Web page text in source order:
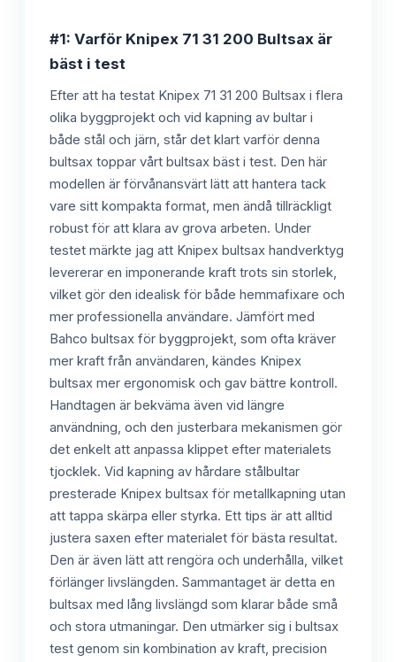
#1: Varför Knipex 71 31 200 Bultsax är
bäst i test
Efter att ha testat Knipex 71 31 200 Bultsax i flera
olika byggprojekt och vid kapning av bultar i
både stål och järn, står det klart varför denna
bultsax toppar vårt bultsax bäst i test. Den här
modellen är förvånansvärt lätt att hantera tack
vare sitt kompakta format, men ändå tillräckligt
robust för att klara av grova arbeten. Under
testet märkte jag att Knipex bultsax handverktyg
levererar en imponerande kraft trots sin storlek,
vilket gör den idealisk för både hemmafixare och
mer professionella användare. Jämfört med
Bahco bultsax för byggprojekt, som ofta kräver
mer kraft från användaren, kändes Knipex
bultsax mer ergonomisk och gav bättre kontroll.
Handtagen är bekväma även vid längre
användning, och den justerbara mekanismen gör
det enkelt att anpassa klippet efter materialets
tjocklek. Vid kapning av hårdare stålbultar
presterade Knipex bultsax för metallkapning utan
att tappa skärpa eller styrka. Ett tips är att alltid
justera saxen efter materialet för bästa resultat.
Den är även lätt att rengöra och underhålla, vilket
förlänger livslängden. Sammantaget är detta en
bultsax med lång livslängd som klarar både små
och stora utmaningar. Den utmärker sig i bultsax
test genom sin kombination av kraft, precision